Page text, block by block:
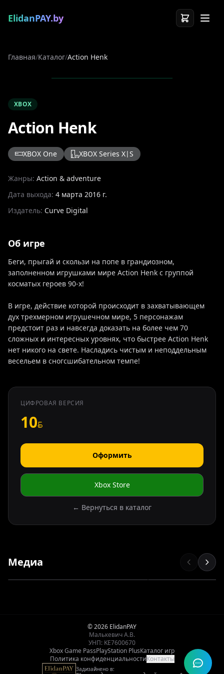
ElidanPAY.by
Главная/Каталог/Action Henk
XBOX
Action Henk
XBOX One XBOX Series X|S
Жанры: Action & adventure
Дата выхода: 4 марта 2016 г.
Издатель: Curve Digital
Об игре
Беги, прыгай и скользи на попе в грандиозном,
заполненном игрушками мире Action Henk с группой
косматых героев 90-х!
В игре, действие которой происходит в захватывающем
дух трехмерном игрушечном мире, 5 персонажам
предстоит раз и навсегда доказать на более чем 70
сложных и интересных уровнях, что быстрее Action Henk
нет никого на свете. Насладись чистым и неподдельным
весельем в сногсшибательном темпе!
ЦИФРОВАЯ ВЕРСИЯ
10
Оформить
Xbox Store
← Вернуться в каталог
Медиа
© 2026 ElidanPAY
Малькевич А.В.
УНП: KE7600670
Xbox Game PassPlayStation PlusКаталог игр
Политика конфиденциальностиКонтакты
Задизайнено в: